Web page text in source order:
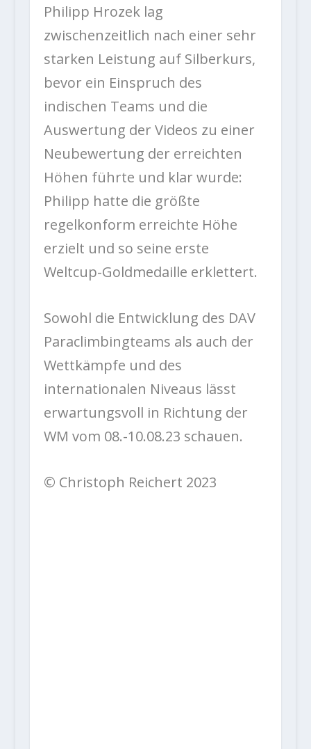
Philipp Hrozek lag
zwischenzeitlich nach einer sehr
starken Leistung auf Silberkurs,
bevor ein Einspruch des
indischen Teams und die
Auswertung der Videos zu einer
Neubewertung der erreichten
Höhen führte und klar wurde:
Philipp hatte die größte
regelkonform erreichte Höhe
erzielt und so seine erste
Weltcup-Goldmedaille erklettert.
Sowohl die Entwicklung des DAV
Paraclimbingteams als auch der
Wettkämpfe und des
internationalen Niveaus lässt
erwartungsvoll in Richtung der
WM vom 08.-10.08.23 schauen.
© Christoph Reichert 2023